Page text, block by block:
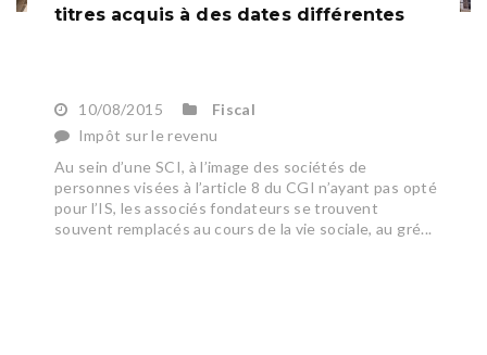
titres acquis à des dates différentes
10/08/2015
Fiscal
Impôt sur le revenu
Au sein d’une SCI, à l’image des sociétés de
personnes visées à l’article 8 du CGI n’ayant pas opté
pour l’IS, les associés fondateurs se trouvent
souvent remplacés au cours de la vie sociale, au gré...